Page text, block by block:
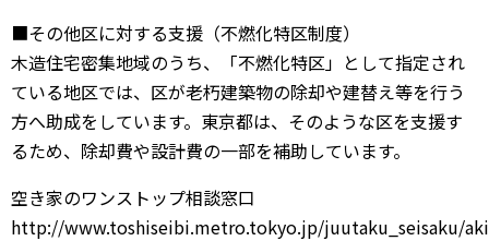
■その他区に対する支援（不燃化特区制度）
木造住宅密集地域のうち、「不燃化特区」として指定され
ている地区では、区が老朽建築物の除却や建替え等を行う
方へ助成をしています。東京都は、そのような区を支援す
るため、除却費や設計費の一部を補助しています。
空き家のワンストップ相談窓口
http://www.toshiseibi.metro.tokyo.jp/juutaku_seisaku/